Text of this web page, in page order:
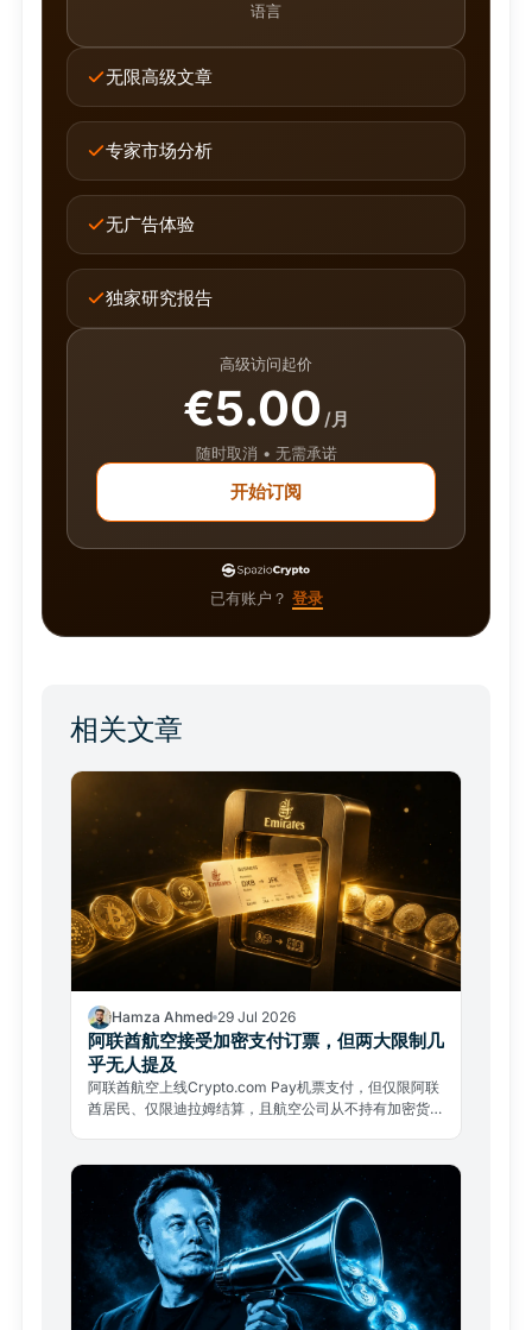
语言
无限高级文章
专家市场分析
无广告体验
独家研究报告
高级访问起价
€5.00/月
随时取消 • 无需承诺
开始订阅
已有账户？ 登录
相关文章
Hamza Ahmed 29 Jul 2026
阿联酋航空接受加密支付订票，但两大限制几
乎无人提及
阿联酋航空上线Crypto.com Pay机票支付，但仅限阿联
酋居民、仅限迪拉姆结算，且航空公司从不持有加密货